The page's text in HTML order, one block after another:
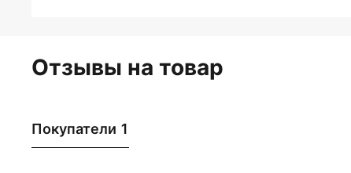
Отзывы на товар
Покупатели 1